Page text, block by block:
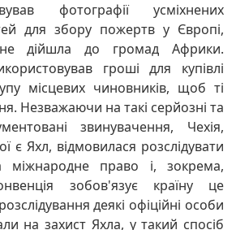
фотографії усміхнених
для збору пожертв у Європі,
дійшла до громад Африки.
гроші для купівлі
місцевих чиновників, щоб ті
Незважаючи на такі серйозні та
звинувачення, Чехія,
є Яхл, відмовилася розслідувати
право і, зокрема,
зобов'язує країну це
деякі офіційні особи
на захист Яхла, у такий спосіб